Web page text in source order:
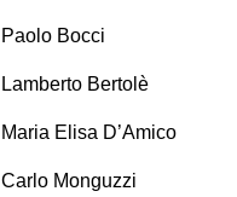
Paolo Bocci
Lamberto Bertolè
Maria Elisa D’Amico
Carlo Monguzzi